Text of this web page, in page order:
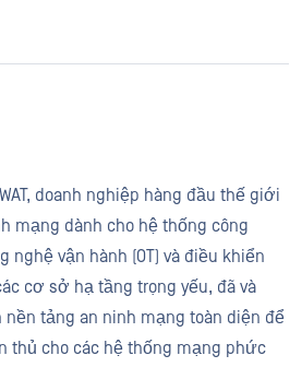
doanh nghiệp hàng đầu thế giới
mạng dành cho hệ thống công
nghệ vận hành (OT) và điều khiển
cơ sở hạ tầng trọng yếu, đã và
nền tảng an ninh mạng toàn diện để
thủ cho các hệ thống mạng phức